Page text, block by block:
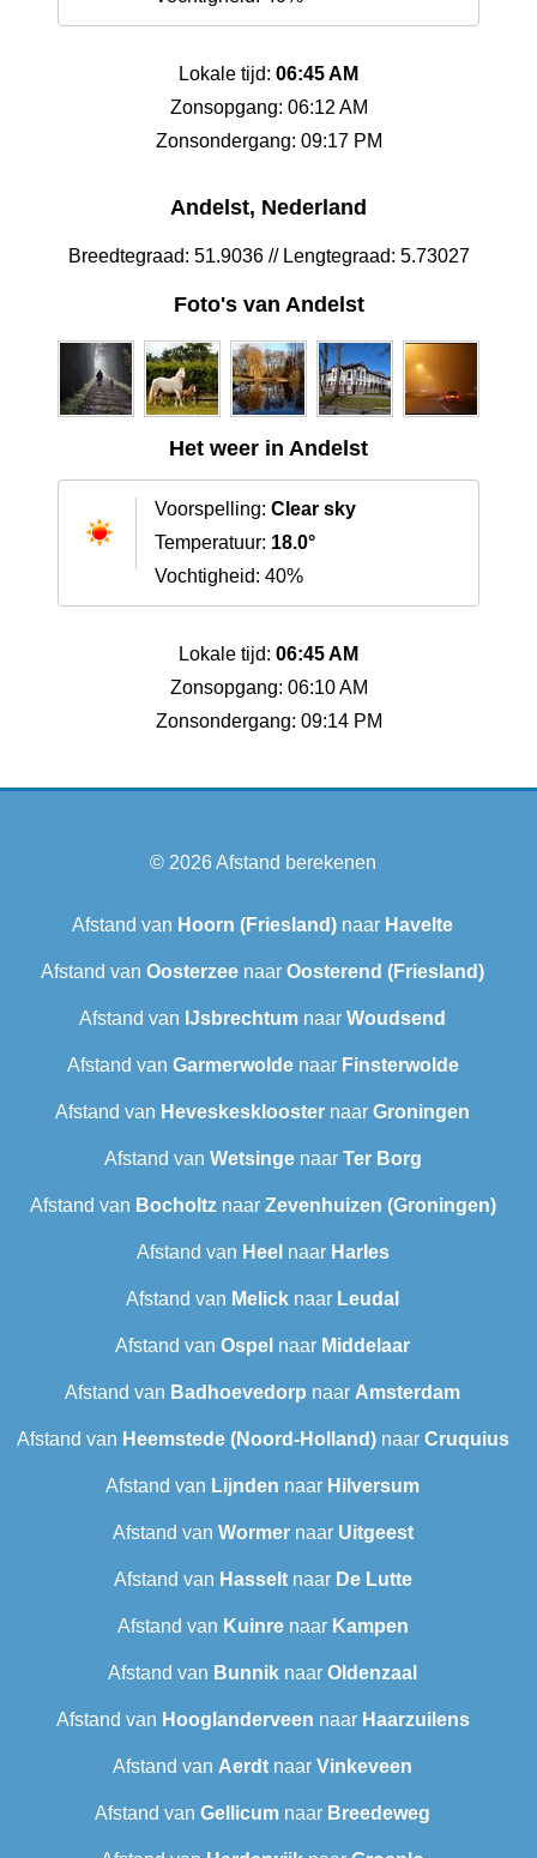
Lokale tijd: 06:45 AM
Zonsopgang: 06:12 AM
Zonsondergang: 09:17 PM
Andelst, Nederland
Breedtegraad: 51.9036 // Lengtegraad: 5.73027
Foto's van Andelst
Het weer in Andelst
Voorspelling: Clear sky
Temperatuur: 18.0°
Vochtigheid: 40%
Lokale tijd: 06:45 AM
Zonsopgang: 06:10 AM
Zonsondergang: 09:14 PM
© 2026Afstand berekenen
Afstand van Hoorn (Friesland) naar Havelte
Afstand van Oosterzee naar Oosterend (Friesland)
Afstand van IJsbrechtum naar Woudsend
Afstand van Garmerwoldenaar Finsterwolde
Afstand van Heveskesklooster‎ naar Groningen
Afstand van Wetsingenaar Ter Borg
Afstand van Bocholtznaar Zevenhuizen (Groningen)
Afstand van Heel naar Harles
Afstand van Melick naar Leudal‎
Afstand van Ospel naar Middelaar
Afstand van Badhoevedorp naar Amsterdam
Afstand van Heemstede (Noord-Holland)naar Cruquius
Afstand van Lijnden naar Hilversum
Afstand van Wormernaar Uitgeest
Afstand van Hasseltnaar De Lutte
Afstand van Kuinrenaar Kampen
Afstand van Bunnik naar Oldenzaal
Afstand van Hooglanderveen naar Haarzuilens
Afstand van Aerdt naar Vinkeveen
Afstand van Gellicum naar Breedeweg